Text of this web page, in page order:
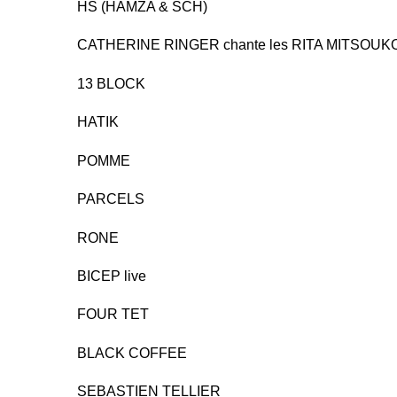
HS (HAMZA & SCH)
CATHERINE RINGER chante les RITA
13 BLOCK
HATIK
POMME
PARCELS
RONE
BICEP live
FOUR TET
BLACK COFFEE
SEBASTIEN TELLIER